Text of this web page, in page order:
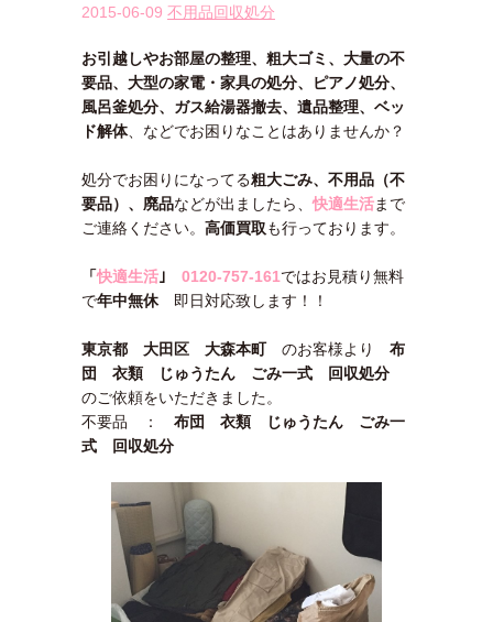
2015-06-09 不用品回収処分
お引越しやお部屋の整理、粗大ゴミ、大量の不
要品、大型の家電・家具の処分、ピアノ処分、
風呂釜処分、ガス給湯器撤去、遺品整理、ベッ
ド解体、などでお困りなことはありませんか？
処分でお困りになってる粗大ごみ、不用品（不
要品）、廃品などが出ましたら、快適生活まで
ご連絡ください。 高価買取も行っております。
「快適生活 ｣ 0120-757-161ではお見積り無料
で年中無休即日対応致します！！
東京都 大田区 大森本町のお客様より
布
団 衣類 じゅうたん ごみ一式 回収処分
のご依頼をいただきました。
不要品 ： 布団 衣類 じゅうたん ごみ一
式 回収処分